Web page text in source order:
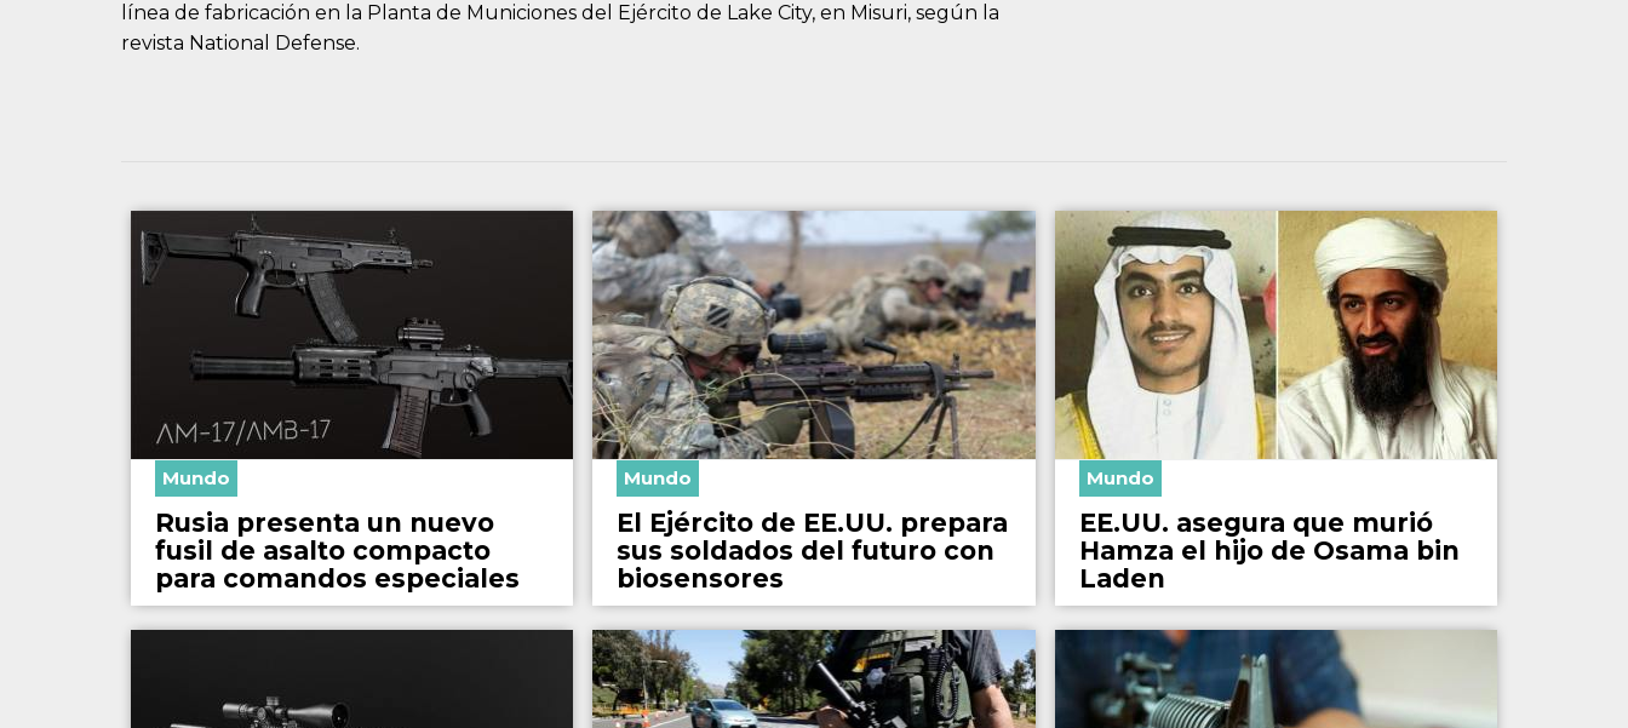
línea de fabricación en la Planta de Municiones del Ejército de Lake City, en Misuri, según la
revista National Defense.
Mundo
Rusia presenta un nuevo
fusil de asalto compacto
para comandos especiales
Mundo
El Ejército de EE.UU. prepara
sus soldados del futuro con
biosensores
Mundo
EE.UU. asegura que murió
Hamza el hijo de Osama bin
Laden